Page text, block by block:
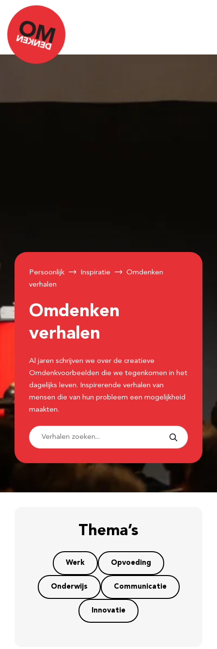
Persoonlijk Inspiratie
Omdenken
verhalen
Omdenken
verhalen
Al jaren schrijven we over de creatieve
Omdenkvoorbeelden die we tegenkomen in het
dagelijks leven. Inspirerende verhalen van
mensen die van hun probleem een mogelijkheid
maakten.
Thema’s
Werk Opvoeding
Onderwijs Communicatie
Innovatie